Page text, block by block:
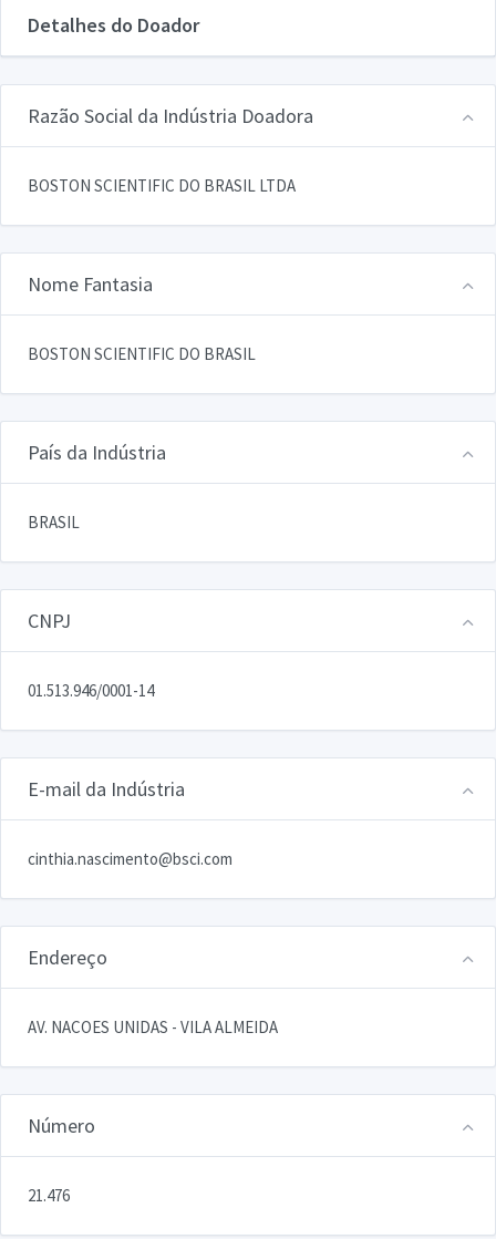
Detalhes do Doador
Razão Social da Indústria Doadora
BOSTON SCIENTIFIC DO BRASIL LTDA
Nome Fantasia
BOSTON SCIENTIFIC DO BRASIL
País da Indústria
BRASIL
CNPJ
01.513.946/0001-14
E-mail da Indústria
cinthia.nascimento@bsci.com
Endereço
AV. NACOES UNIDAS - VILA ALMEIDA
Número
21.476